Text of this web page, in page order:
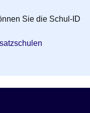
Sie die Schul-ID